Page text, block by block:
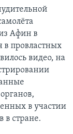
Афин в
в провластных
видео, на
в участии
в стране.